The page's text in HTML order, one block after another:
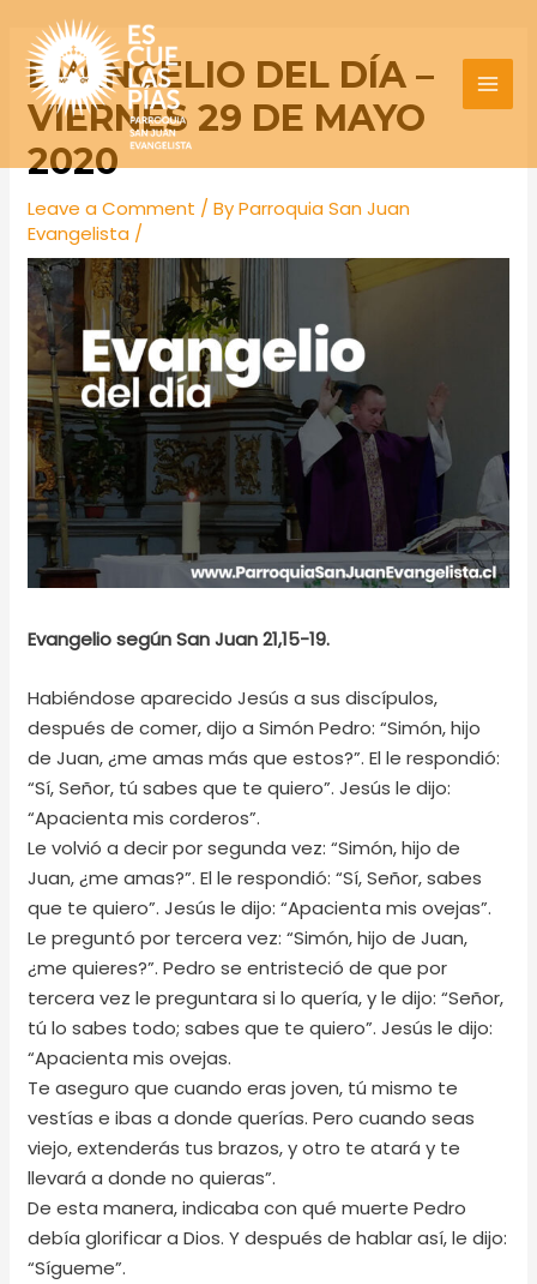
content
EVANGELIO DEL DÍA –
VIERNES 29 DE MAYO
2020
Leave a Comment / ByParroquia San Juan
Evangelista /
Evangelio según San Juan 21,15-19.
Habiéndose aparecido Jesús a sus discípulos,
después de comer, dijo a Simón Pedro: “Simón, hijo
de Juan, ¿me amas más que estos?”. El le respondió:
“Sí, Señor, tú sabes que te quiero”. Jesús le dijo:
“Apacienta mis corderos”.
Le volvió a decir por segunda vez: “Simón, hijo de
Juan, ¿me amas?”. El le respondió: “Sí, Señor, sabes
que te quiero”. Jesús le dijo: “Apacienta mis ovejas”.
Le preguntó por tercera vez: “Simón, hijo de Juan,
¿me quieres?”. Pedro se entristeció de que por
tercera vez le preguntara si lo quería, y le dijo: “Señor,
tú lo sabes todo; sabes que te quiero”. Jesús le dijo:
“Apacienta mis ovejas.
Te aseguro que cuando eras joven, tú mismo te
vestías e ibas a donde querías. Pero cuando seas
viejo, extenderás tus brazos, y otro te atará y te
llevará a donde no quieras”.
De esta manera, indicaba con qué muerte Pedro
debía glorificar a Dios. Y después de hablar así, le dijo:
“Sígueme”.
Post
navigation